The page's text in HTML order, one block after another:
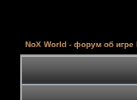
NoX World - форум об игре